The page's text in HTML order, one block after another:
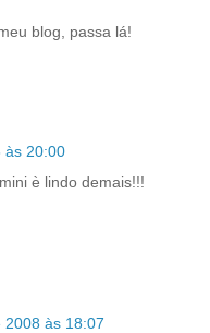
blog, passa lá!
às 20:00
è lindo demais!!!
2008 às 18:07